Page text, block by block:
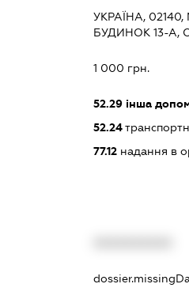
УКРАЇНА,
БУДИНОК 13-А,
1 000 грн.
52.29інша
52.24
77.12надання в